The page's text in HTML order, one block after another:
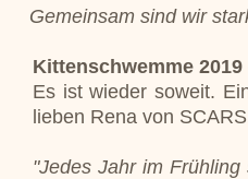
Gemeinsam sind wir
Kittenschwemme 2019
Es ist wieder soweit.
lieben Rena von
"Jedes Jahr im